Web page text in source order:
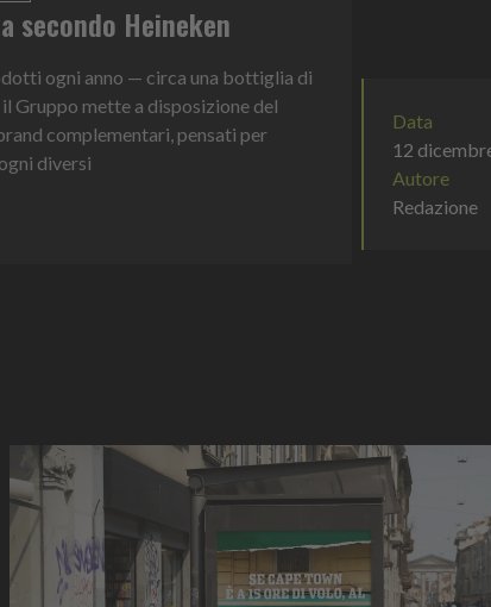
secondo Heineken
ogni anno — circa una bottiglia di
Gruppo mette a disposizione del
complementari, pensati per
diversi
Data
12
Autore
Redazione